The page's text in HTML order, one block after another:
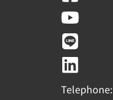
a
c
e
b
o
o
u
t
u
b
i
n
e
i
n
k
e
d
Telephone: